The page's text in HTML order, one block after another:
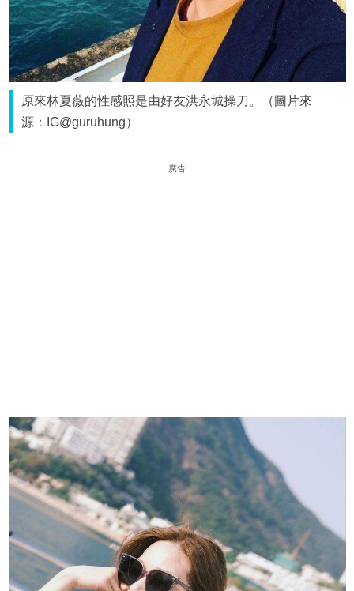
原來林夏薇的性感照是由好友洪永城操刀。（圖片來
源：IG@guruhung）
廣告